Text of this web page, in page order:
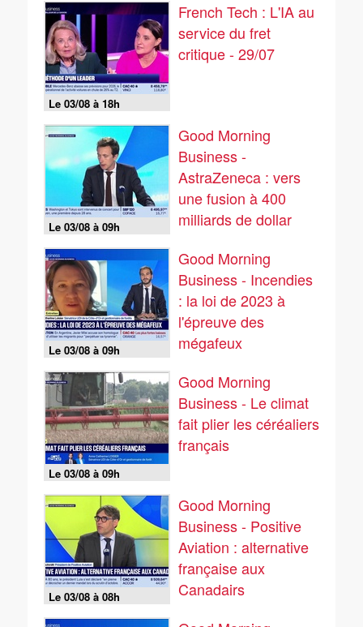
Le 03/08 à 18h
French Tech : L'IA au
service du fret
critique - 29/07
Le 03/08 à 09h
Good Morning
Business -
AstraZeneca : vers
une fusion à 400
milliards de dollar
Le 03/08 à 09h
Good Morning
Business - Incendies
: la loi de 2023 à
l'épreuve des
mégafeux
Le 03/08 à 09h
Good Morning
Business - Le climat
fait plier les céréaliers
français
Le 03/08 à 08h
Good Morning
Business - Positive
Aviation : alternative
française aux
Canadairs